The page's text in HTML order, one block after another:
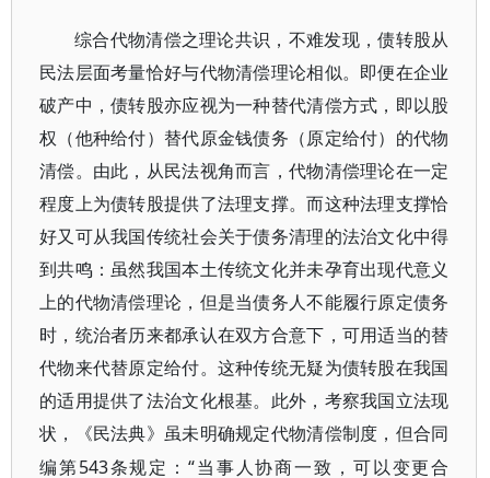
综合代物清偿之理论共识，不难发现，债转股从
民法层面考量恰好与代物清偿理论相似。即便在企业
破产中，债转股亦应视为一种替代清偿方式，即以股
权（他种给付）替代原金钱债务（原定给付）的代物
清偿。由此，从民法视角而言，代物清偿理论在一定
程度上为债转股提供了法理支撑。而这种法理支撑恰
好又可从我国传统社会关于债务清理的法治文化中得
到共鸣：虽然我国本土传统文化并未孕育出现代意义
上的代物清偿理论，但是当债务人不能履行原定债务
时，统治者历来都承认在双方合意下，可用适当的替
代物来代替原定给付。这种传统无疑为债转股在我国
的适用提供了法治文化根基。此外，考察我国立法现
状，《民法典》虽未明确规定代物清偿制度，但合同
编第543条规定：“当事人协商一致，可以变更合